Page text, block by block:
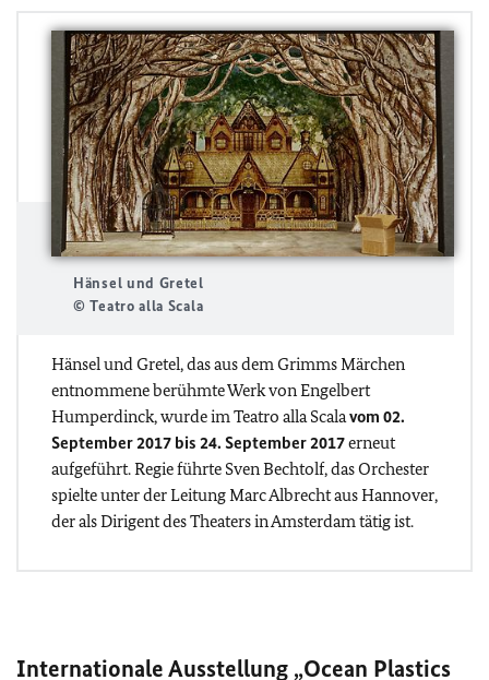
Hänsel und Gretel
© Teatro alla Scala
Hänsel und Gretel, das aus dem Grimms Märchen
entnommene berühmte Werk von Engelbert
Humperdinck, wurde im Teatro alla Scalavom 02.
September 2017 bis 24. September 2017erneut
aufgeführt. Regie führte Sven Bechtolf, das Orchester
spielte unter der Leitung Marc Albrecht aus Hannover,
der als Dirigent des Theaters in Amsterdam tätig ist.
Internationale Ausstellung „Ocean Plastics